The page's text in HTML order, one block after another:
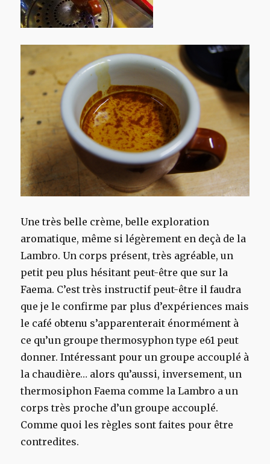
Une très belle crème, belle exploration
aromatique, même si légèrement en deçà de la
Lambro. Un corps présent, très agréable, un
petit peu plus hésitant peut-être que sur la
Faema. C’est très instructif peut-être il faudra
que je le confirme par plus d’expériences mais
le café obtenu s’apparenterait énormément à
ce qu’un groupe thermosyphon type e61 peut
donner. Intéressant pour un groupe accouplé à
la chaudière… alors qu’aussi, inversement, un
thermosiphon Faema comme la Lambro a un
corps très proche d’un groupe accouplé.
Comme quoi les règles sont faites pour être
contredites.